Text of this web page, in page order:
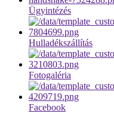
Ügyintézés
Hulladékszállítás
Fotogaléria
Facebook